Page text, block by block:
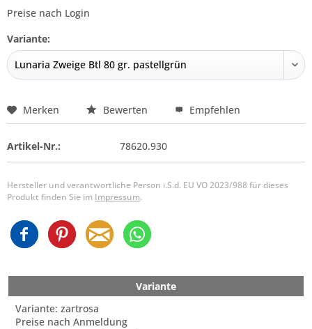
Preise nach Login
Variante:
Merken Bewerten Empfehlen
Artikel-Nr.: 78620.930
Hersteller und verantwortliche Person i.S.d. EU VO 2023/988 für dieses
Produkt finden Sie im Impressum.
Variante
Variante: zartrosa
Preise nach Anmeldung